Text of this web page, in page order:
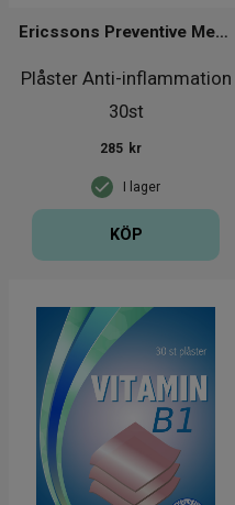
Plåster Anti-inflammation
30st
Ericssons Preventive Medical Group
I lager
285 kr
KÖP